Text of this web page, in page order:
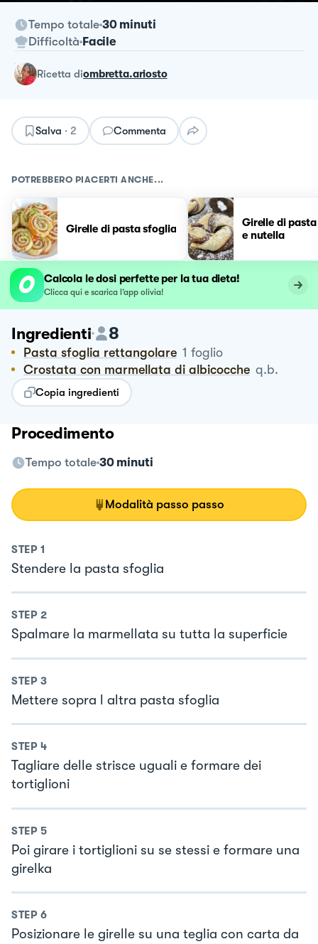
Tempo totale 30 minuti
Difficoltà Facile
ricetta diombretta.ariosto
Salva · 2 Commenta
POTREBBERO PIACERTI ANCHE...
Girelle di pasta sfoglia
Girelle di
e nutella
Calcola le dosi perfette per la tua dieta!
Clicca qui e scarica l’app olivia!
Ingredienti 8
Pasta sfoglia rettangolare 1 foglio
Crostata con marmellata di albicocche q.b.
Copia ingredienti
Procedimento
Tempo totale 30 minuti
Modalità passo passo
STEP 1
Stendere la pasta sfoglia
STEP 2
Spalmare la marmellata su tutta la superficie
STEP 3
Mettere sopra l altra pasta sfoglia
STEP 4
Tagliare delle strisce uguali e formare dei
tortiglioni
STEP 5
Poi girare i tortiglioni su se stessi e formare una
girelka
STEP 6
Posizionare le girelle su una teglia con carta da